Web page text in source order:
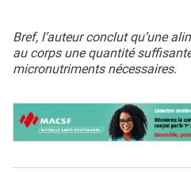
Bref, l’auteur conclut qu’une
au corps une quantité
micronutriments nécessaires.